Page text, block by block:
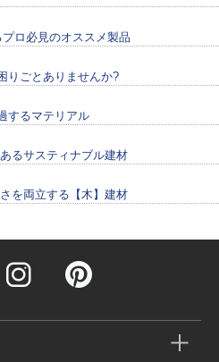
プロ必見のオススメ製品
りごとありませんか?
するマテリアル
るサスティナブル建材
を両立する【木】建材